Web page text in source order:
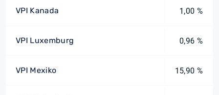
VPI Kanada 1,00 %
VPI Luxemburg 0,96 %
VPI Mexiko 15,90 %